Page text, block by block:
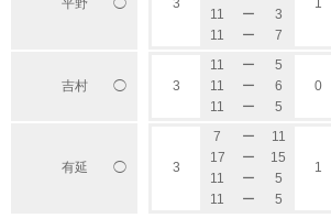
平野 ◯ 3
11
ー
3
11
ー 7
1
吉村 ◯ 3
11 ー
5
11
ー
6
11
ー 5
0
有延 ◯ 3
7 ー
11
17
ー
15
11
ー
5
11
ー 5
1